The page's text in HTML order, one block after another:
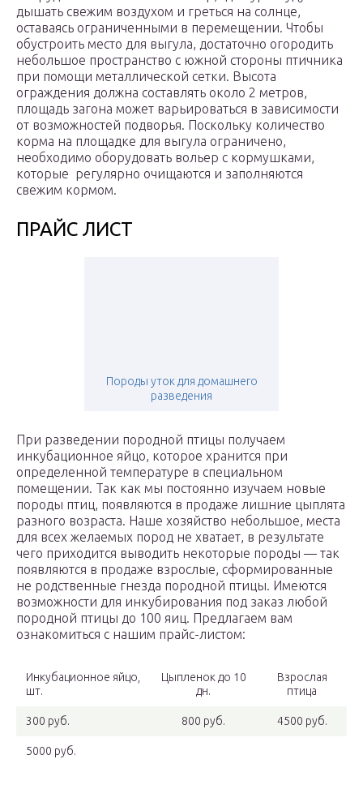
дышать свежим воздухом и греться на солнце,
оставаясь ограниченными в перемещении. Чтобы
обустроить место для выгула, достаточно огородить
небольшое пространство с южной стороны птичника
при помощи металлической сетки. Высота
ограждения должна составлять около 2 метров,
площадь загона может варьироваться в зависимости
от возможностей подворья. Поскольку количество
корма на площадке для выгула ограничено,
необходимо оборудовать вольер с кормушками,
которые регулярно очищаются и заполняются
свежим кормом.
ПРАЙС ЛИСТ
Породы уток для домашнего
разведения
При разведении породной птицы получаем
инкубационное яйцо, которое хранится при
определенной температуре в специальном
помещении. Так как мы постоянно изучаем новые
породы птиц, появляются в продаже лишние цыплята
разного возраста. Наше хозяйство небольшое, места
для всех желаемых пород не хватает, в результате
чего приходится выводить некоторые породы — так
появляются в продаже взрослые, сформированные
не родственные гнезда породной птицы. Имеются
возможности для инкубирования под заказ любой
породной птицы до 100 яиц. Предлагаем вам
ознакомиться с нашим прайс-листом:
Инкубационное яйцо,
шт.
Цыпленок до 10
дн.
Взрослая
птица
300 руб. 800 руб. 4500 руб.
5000 руб.